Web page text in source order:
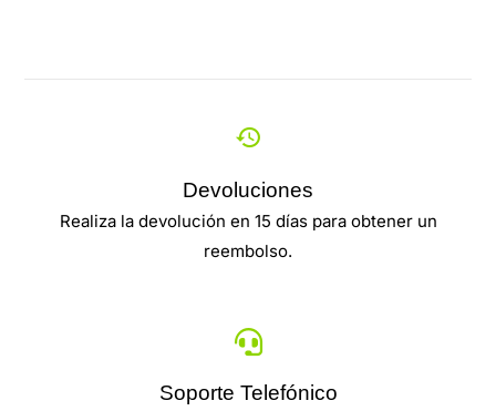
Devoluciones
Realiza la devolución en 15 días para obtener un
reembolso.
Soporte Telefónico